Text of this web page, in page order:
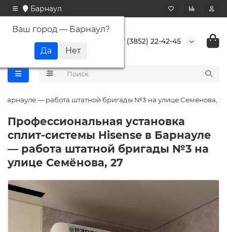
Барнаул
Ваш город — Барнаул?
+7 (3852) 22-42-45
— работа штатной бригады №3 на улице Семёнова, 27
Профессиональная установка
сплит-системы Hisense в Барнауле
— работа штатной бригады №3 на
улице Семёнова, 27